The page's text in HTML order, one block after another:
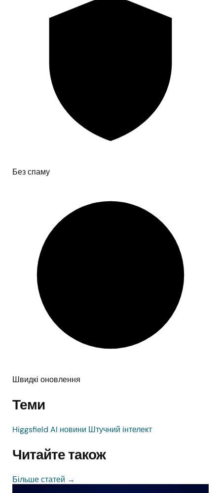
Без спаму
Швидкі оновлення
Теми
Higgsfield AI новини Штучний інтелект
Читайте також
Більше статей →